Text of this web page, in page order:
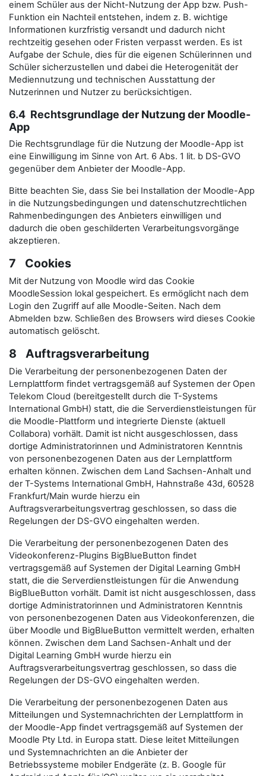
einem Schüler aus der Nicht-Nutzung der App bzw. Push-
Funktion ein Nachteil entstehen, indem z. B. wichtige
Informationen kurzfristig versandt und dadurch nicht
rechtzeitig gesehen oder Fristen verpasst werden. Es ist
Aufgabe der Schule, dies für die eigenen Schülerinnen und
Schüler sicherzustellen und dabei die Heterogenität der
Mediennutzung und technischen Ausstattung der
Nutzerinnen und Nutzer zu berücksichtigen.
6.4 Rechtsgrundlage der Nutzung der Moodle-
App
Die Rechtsgrundlage für die Nutzung der Moodle-App ist
eine Einwilligung im Sinne von Art. 6 Abs. 1 lit. b DS-GVO
gegenüber dem Anbieter der Moodle-App.
Bitte beachten Sie, dass Sie bei Installation der Moodle-App
in die Nutzungsbedingungen und datenschutzrechtlichen
Rahmenbedingungen des Anbieters einwilligen und
dadurch die oben geschilderten Verarbeitungsvorgänge
akzeptieren.
7 Cookies
Mit der Nutzung von Moodle wird das Cookie
MoodleSession lokal gespeichert. Es ermöglicht nach dem
Login den Zugriff auf alle Moodle-Seiten. Nach dem
Abmelden bzw. Schließen des Browsers wird dieses Cookie
automatisch gelöscht.
8 Auftragsverarbeitung
Die Verarbeitung der personenbezogenen Daten der
Lernplattform findet vertragsgemäß auf Systemen der Open
Telekom Cloud (bereitgestellt durch die T-Systems
International GmbH) statt, die die Serverdienstleistungen für
die Moodle-Plattform und integrierte Dienste (aktuell
Collabora) vorhält. Damit ist nicht ausgeschlossen, dass
dortige Administratorinnen und Administratoren Kenntnis
von personenbezogenen Daten aus der Lernplattform
erhalten können. Zwischen dem Land Sachsen-Anhalt und
der T-Systems International GmbH, Hahnstraße 43d, 60528
Frankfurt/Main wurde hierzu ein
Auftragsverarbeitungsvertrag geschlossen, so dass die
Regelungen der DS-GVO eingehalten werden.
Die Verarbeitung der personenbezogenen Daten des
Videokonferenz-Plugins BigBlueButton findet
vertragsgemäß auf Systemen der Digital Learning GmbH
statt, die die Serverdienstleistungen für die Anwendung
BigBlueButton vorhält. Damit ist nicht ausgeschlossen, dass
dortige Administratorinnen und Administratoren Kenntnis
von personenbezogenen Daten aus Videokonferenzen, die
über Moodle und BigBlueButton vermittelt werden, erhalten
können. Zwischen dem Land Sachsen-Anhalt und der
Digital Learning GmbH wurde hierzu ein
Auftragsverarbeitungsvertrag geschlossen, so dass die
Regelungen der DS-GVO eingehalten werden.
Die Verarbeitung der personenbezogenen Daten aus
Mitteilungen und Systemnachrichten der Lernplattform in
der Moodle-App findet vertragsgemäß auf Systemen der
Moodle Pty Ltd. in Europa statt. Diese leitet Mitteilungen
und Systemnachrichten an die Anbieter der
Betriebssysteme mobiler Endgeräte (z. B. Google für